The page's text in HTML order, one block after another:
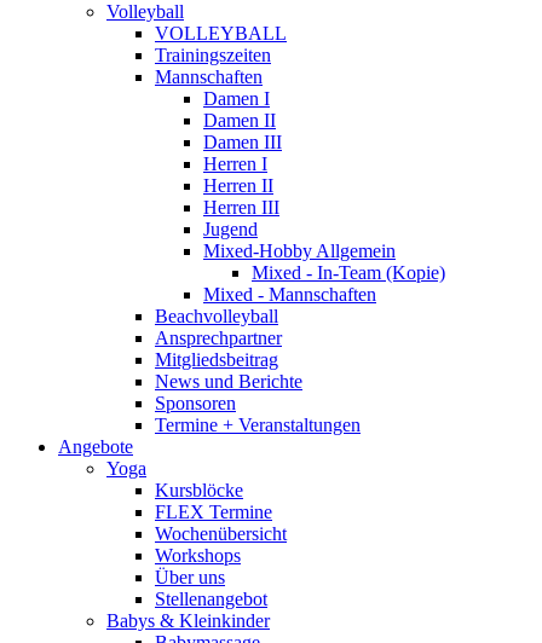
Volleyball
VOLLEYBALL
Trainingszeiten
Mannschaften
Damen I
Damen II
Damen III
Herren I
Herren II
Herren III
Jugend
Mixed-Hobby Allgemein
Mixed - In-Team (Kopie)
Mixed - Mannschaften
Beachvolleyball
Ansprechpartner
Mitgliedsbeitrag
News und Berichte
Sponsoren
Termine + Veranstaltungen
Angebote
Yoga
Kursblöcke
FLEX Termine
Wochenübersicht
Workshops
Über uns
Stellenangebot
Babys & Kleinkinder